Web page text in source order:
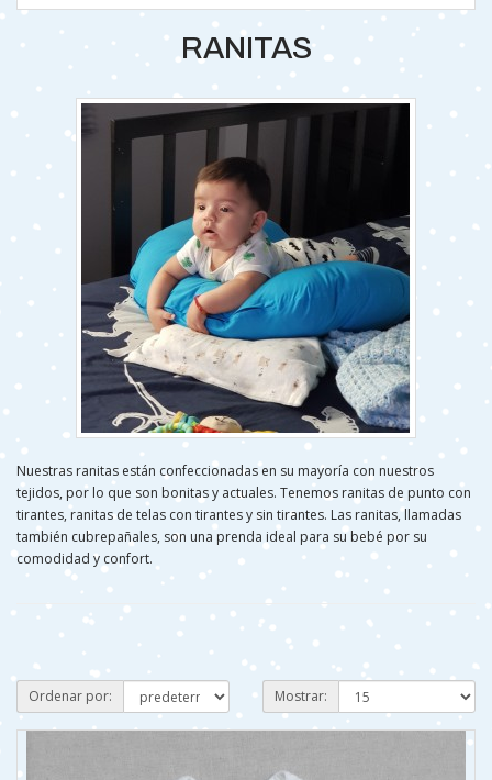
RANITAS
Nuestras ranitas están confeccionadas en su mayoría con nuestros
tejidos, por lo que son bonitas y actuales. Tenemos ranitas de punto con
tirantes, ranitas de telas con tirantes y sin tirantes. Las ranitas, llamadas
también cubrepañales, son una prenda ideal para su bebé por su
comodidad y confort.
Ordenar por: Mostrar: